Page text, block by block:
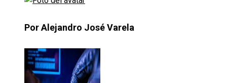
Por Alejandro José Varela